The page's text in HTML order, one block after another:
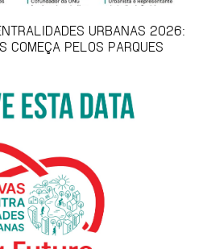
URBANAS 2026:
COMEÇA PELOS PARQUES